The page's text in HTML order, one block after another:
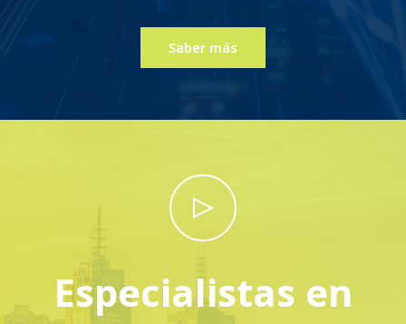
Saber más
Especialistas en